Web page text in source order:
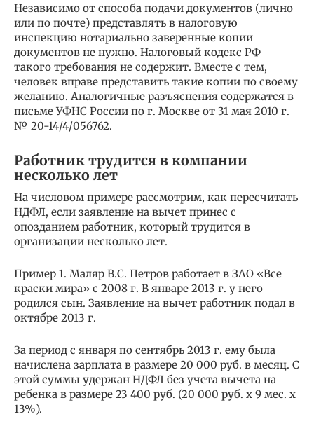
Независимо от способа подачи документов (лично
или по почте) представлять в налоговую
инспекцию нотариально заверенные копии
документов не нужно. Налоговый кодекс РФ
такого требования не содержит. Вместе с тем,
человек вправе представить такие копии по своему
желанию. Аналогичные разъяснения содержатся в
письме УФНС России по г. Москве от 31 мая 2010 г.
№ 20-14/4/056762.
Работник трудится в компании
несколько лет
На числовом примере рассмотрим, как пересчитать
НДФЛ, если заявление на вычет принес с
опозданием работник, который трудится в
организации несколько лет.
Пример 1. Маляр В.С. Петров работает в ЗАО «Все
краски мира» с 2008 г. В январе 2013 г. у него
родился сын. Заявление на вычет работник подал в
октябре 2013 г.
За период с января по сентябрь 2013 г. ему была
начислена зарплата в размере 20 000 руб. в месяц. С
этой суммы удержан НДФЛ без учета вычета на
ребенка в размере 23 400 руб. (20 000 руб. x 9 мес. x
13%).